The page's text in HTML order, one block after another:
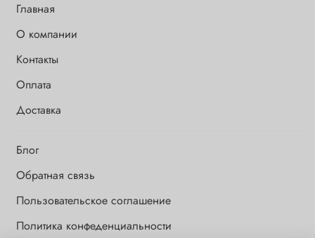
Главная
О компании
Контакты
Оплата
Доставка
Блог
Обратная связь
Пользовательское соглашение
Политика конфеденциальности